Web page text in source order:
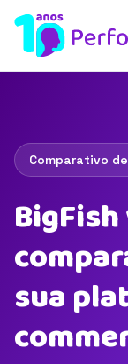
Comparativo
sua